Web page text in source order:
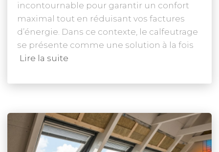
incontournable pour garantir un confort
maximal tout en réduisant vos factures
d’énergie. Dans ce contexte, le calfeutrage
se présente comme une solution à la fois
Lire la suite